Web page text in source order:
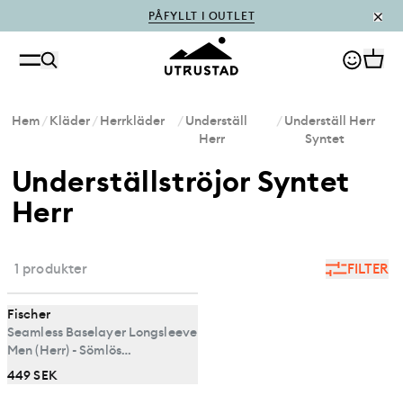
PÅFYLLT I OUTLET
Hem/Kläder/Herrkläder /Underställ
Herr
/Underställ Herr
Syntet
Underställströjor Syntet
Herr
FILTER
1 produkter
Fischer
Seamless Baselayer Longsleeve
Men (Herr) - Sömlös
Underställströja för Optimal
449 SEK